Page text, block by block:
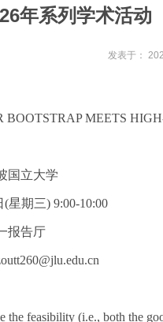
年系列学术活动
发表于：
BOOTSTRAP MEETS
国立大学
星期三) 9:00-10:00
报告厅
feasibility (i.e., both the